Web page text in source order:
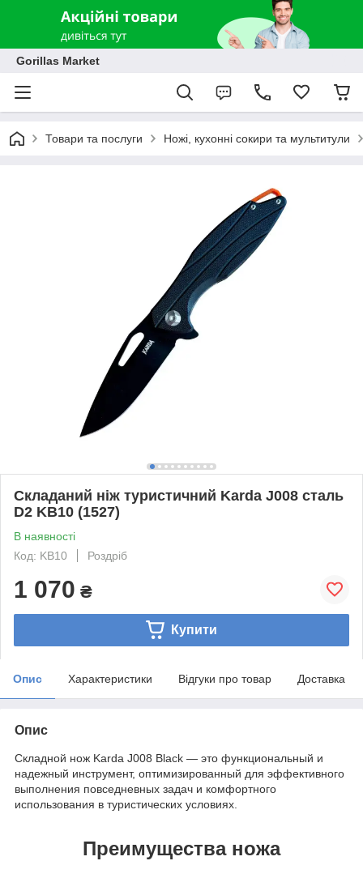
Gorillas Market
Товари та послуги Ножі, кухонні сокири та мультитули
Складаний ніж туристичний Karda J008 сталь
D2 KB10 (1527)
В наявності
Код: KB10
Роздріб
1 070 ₴
Купити
Опис Характеристики Відгуки про товар Доставка
Опис
Складной нож Karda J008 Black — это функциональный и
надежный инструмент, оптимизированный для эффективного
выполнения повседневных задач и комфортного
использования в туристических условиях.
Преимущества ножа